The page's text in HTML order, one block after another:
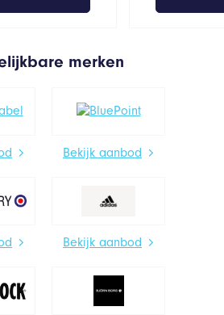
merken
Bekijk aanbod
Bekijk aanbod